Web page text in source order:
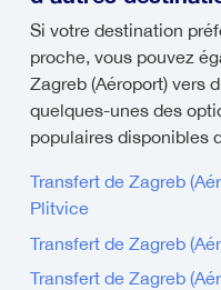
Si votre destination
proche, vous pouvez
Zagreb (Aéroport) vers
quelques-unes des
populaires disponibles
Transfert de Zagreb
Plitvice
Transfert de Zagreb
Transfert de Zagreb